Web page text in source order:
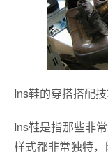
Ins鞋的穿搭搭配技
Ins鞋是指那些非
样式都非常独特